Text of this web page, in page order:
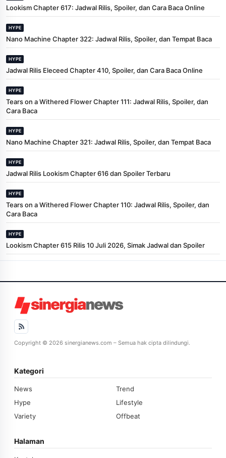
Lookism Chapter 617: Jadwal Rilis, Spoiler, dan Cara Baca Online
HYPE
Nano Machine Chapter 322: Jadwal Rilis, Spoiler, dan Tempat Baca
HYPE
Jadwal Rilis Eleceed Chapter 410, Spoiler, dan Cara Baca Online
HYPE
Tears on a Withered Flower Chapter 111: Jadwal Rilis, Spoiler, dan
Cara Baca
HYPE
Nano Machine Chapter 321: Jadwal Rilis, Spoiler, dan Tempat Baca
HYPE
Jadwal Rilis Lookism Chapter 616 dan Spoiler Terbaru
HYPE
Tears on a Withered Flower Chapter 110: Jadwal Rilis, Spoiler, dan
Cara Baca
HYPE
Lookism Chapter 615 Rilis 10 Juli 2026, Simak Jadwal dan Spoiler
Copyright © 2026 sinergianews.com – Semua hak cipta dilindungi.
Kategori
News
Trend
Hype
Lifestyle
Variety
Offbeat
Halaman